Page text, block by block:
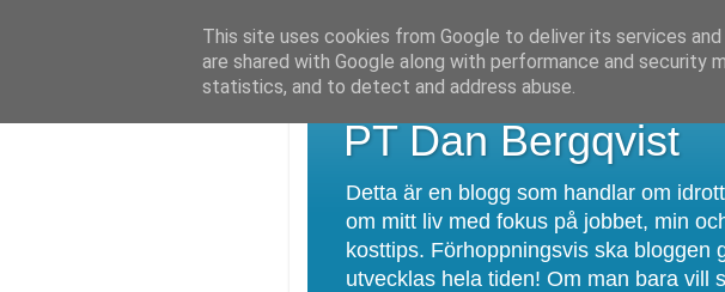
PT Dan Bergqvist
Detta är en blogg som handlar om
om mitt liv med fokus på jobbet, min
kosttips. Förhoppningsvis ska bloggen
utvecklas hela tiden! Om man bara vill
This site uses cookies from Google to deliver its services
are shared with Google along with performance and security
statistics, and to detect and address abuse.